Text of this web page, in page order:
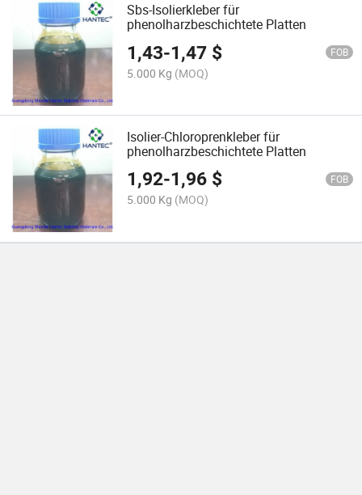
Sbs-Isolierkleber für
phenolharzbeschichtete Platten
1,43-1,47 $ FOB
5.000 Kg (MOQ)
Isolier-Chloroprenkleber für
phenolharzbeschichtete Platten
1,92-1,96 $ FOB
5.000 Kg (MOQ)